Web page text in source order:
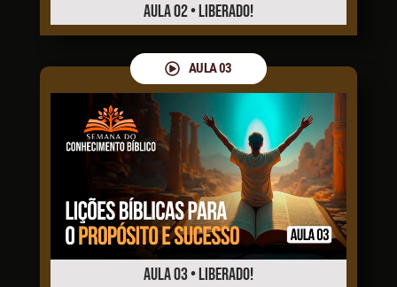
AULA 02 • LIBERADO!
AULA 03
AULA 03 • LIBERADO!